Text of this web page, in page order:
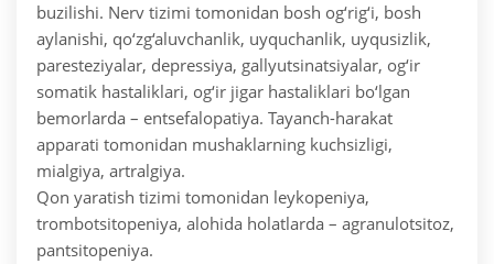
buzilishi. Nerv tizimi tomonidan bosh og‘rig‘i, bosh
aylanishi, qo‘zg‘aluvchanlik, uyquchanlik, uyqusizlik,
paresteziyalar, depressiya, gallyutsinatsiyalar, og‘ir
somatik hastaliklari, og‘ir jigar hastaliklari bo‘lgan
bemorlarda – entsefalopatiya. Tayanch-harakat
apparati tomonidan mushaklarning kuchsizligi,
mialgiya, artralgiya.
Qon yaratish tizimi tomonidan leykopeniya,
trombotsitopeniya, alohida holatlarda – agranulotsitoz,
pantsitopeniya.